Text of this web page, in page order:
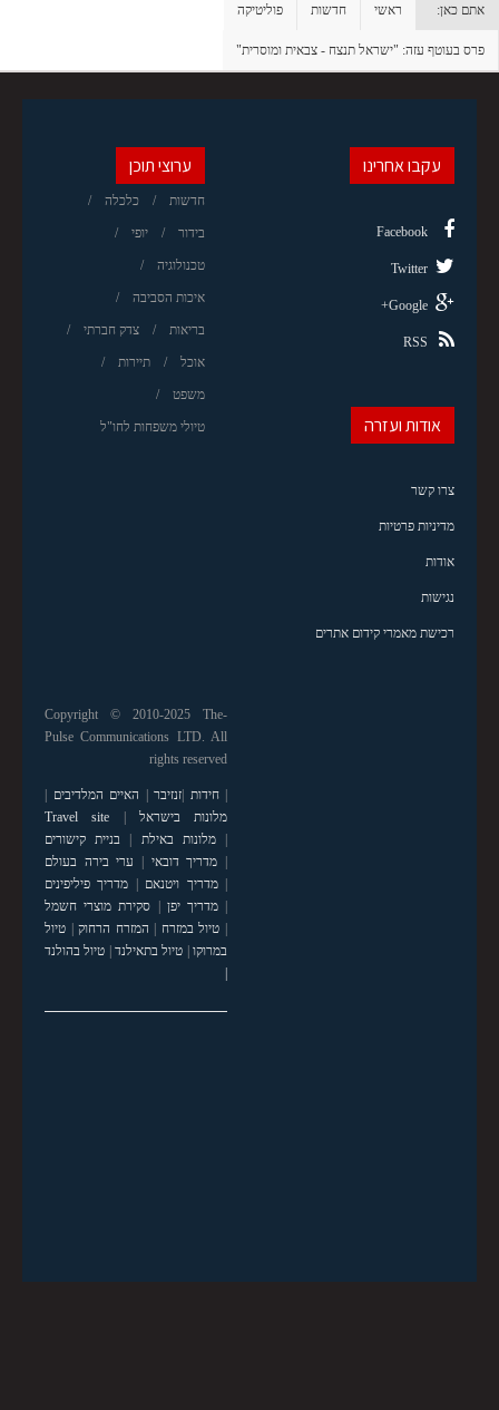
אתם כאן: ראשי חדשות פוליטיקה
פרס בעוטף עזה: "ישראל תנצח - צבאית ומוסרית"
ערוצי תוכן
חדשות כלכלה
בידור יופי
טכנולוגיה
איכות הסביבה
בריאות צדק חברתי
אוכל תיירות
משפט
טיולי משפחות לחו"ל
עקבו אחרינו
Facebook
Twitter
Google+
RSS
אודות ועזרה
צרו קשר
מדיניות פרטיות
אודות
נגישות
רכישת מאמרי קידום אתרים
Copyright © 2010-2025 The-
Pulse Communications LTD. All
rights reserved
|חידות |זנזיבר | האיים המלדיבים |
מלונות בישראל |
Travel site
|מלונות באילת | בניית קישורים
| מדריך דובאי | ערי בירה בעולם
|מדריך ויטנאם | מדריך פיליפינים
|מדריך יפן | סקירת מוצרי חשמל
| טיול במזרח | המזרח הרחוק| טיול
במרוקו| טיול בתאילנד| טיול בהולנד
|